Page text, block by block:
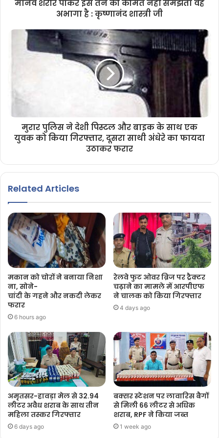
मानव शरीर पाकर इस तन की कीमत नहीं समझता वह
अभागा है : कृष्णानंद शास्त्री जी
मुरार पुलिस ने देशी पिस्टल और बाइक के साथ एक
युवक को किया गिरफ्तार, दूसरा साथी अंधेरे का फायदा
उठाकर फरार
Related Articles
मकान को चोरों ने बनाया निशा
ना, सोने-
चांदी के गहने और नकदी लेकर
फरार
6 hours ago
रेलवे फुट ओवर ब्रिज पर ट्रैक्टर
चढ़ाने का मामले में आरपीएफ
ने चालक को किया गिरफ्तार
4 days ago
अमृतसर-हावड़ा मेल से 32.94
लीटर अवैध शराब के साथ तीन
महिला तस्कर गिरफ्तार
6 days ago
बक्सर स्टेशन पर लावारिस बैगों
से मिली 66 लीटर से अधिक
शराब, RPF ने किया जब्त
1 week ago